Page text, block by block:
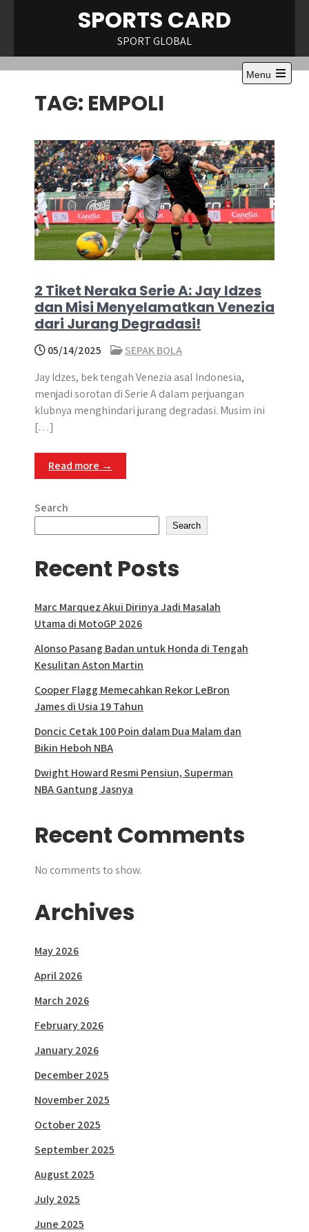
SPORTS CARD
SPORT GLOBAL
Menu
Open
TAG: EMPOLI
2 Tiket Neraka Serie A: Jay Idzes
dan Misi Menyelamatkan Venezia
dari Jurang Degradasi!
05/14/2025
SEPAK BOLA
Jay Idzes, bek tengah Venezia asal Indonesia,
menjadi sorotan di Serie A dalam perjuangan
klubnya menghindari jurang degradasi. Musim ini
[…]
Read more →
Search
Search
Recent Posts
Marc Marquez Akui Dirinya Jadi Masalah
Utama di MotoGP 2026
Alonso Pasang Badan untuk Honda di Tengah
Kesulitan Aston Martin
Cooper Flagg Memecahkan Rekor LeBron
James di Usia 19 Tahun
Doncic Cetak 100 Poin dalam Dua Malam dan
Bikin Heboh NBA
Dwight Howard Resmi Pensiun, Superman
NBA Gantung Jasnya
Recent Comments
No comments to show.
Archives
May 2026
April 2026
March 2026
February 2026
January 2026
December 2025
November 2025
October 2025
September 2025
August 2025
July 2025
June 2025